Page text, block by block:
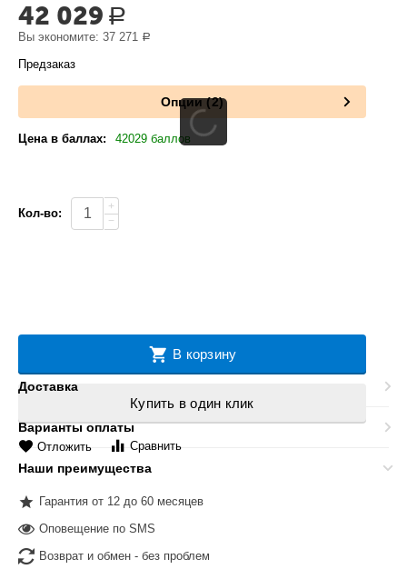
42 029 Р
Вы экономите:37 271 Р
Предзаказ
Опции (2)
Цена в баллах: 42029 баллов
Кол-во:
+
−
В корзину
Купить в один клик
Отложить Сравнить
Доставка
Варианты оплаты
Наши преимущества
Гарантия от 12 до 60 месяцев
Оповещение по SMS
Возврат и обмен - без проблем